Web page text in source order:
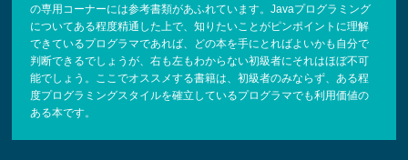
の専用コーナーには参考書類があふれています。Javaプログラミング
についてある程度精通した上で、知りたいことがピンポイントに理解
できているプログラマであれば、どの本を手にとればよいかも自分で
判断できるでしょうが、右も左もわからない初級者にそれはほぼ不可
能でしょう。ここでオススメする書籍は、初級者のみならず、ある程
度プログラミングスタイルを確立しているプログラマでも利用価値の
ある本です。